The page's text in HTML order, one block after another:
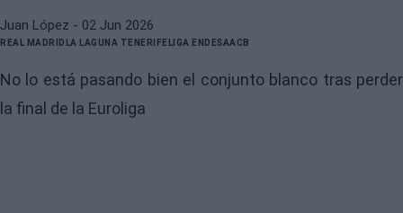
Juan López - 02 Jun 2026
REAL MADRID LA LAGUNA TENERIFELIGA ENDESAACB
No lo está pasando bien el conjunto blanco tras perder
la final de la Euroliga